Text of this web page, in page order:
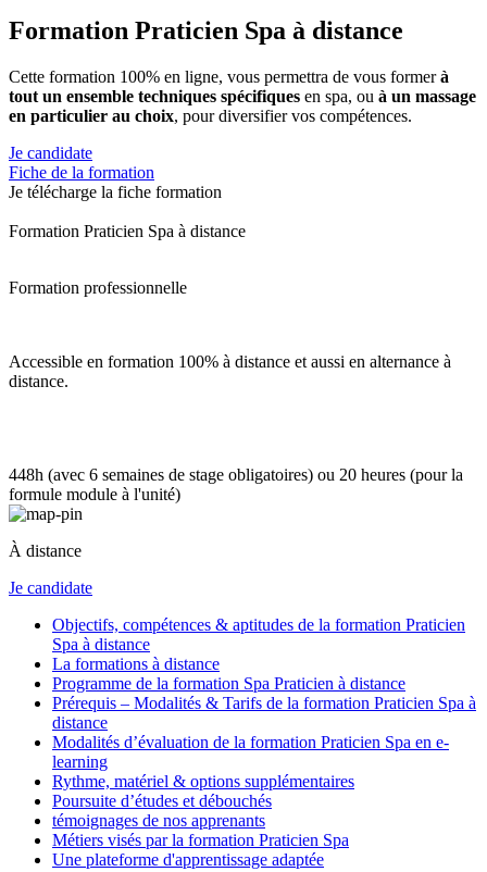
Formation Praticien Spa à distance
Cette formation 100% en ligne, vous permettra de vous formerà
tout un ensemble techniques spécifiques en spa, ou à un massage
en particulier au choix, pour diversifier vos compétences.
Je candidate
Fiche de la formation
Je télécharge la fiche formation
Formation Praticien Spa à distance
Formation professionnelle
Accessible en formation 100% à distance et aussi en alternance à
distance.
448h (avec 6 semaines de stage obligatoires) ou 20 heures (pour la
formule module à l'unité)
À distance
Je candidate
Objectifs, compétences & aptitudes de la formation Praticien
Spa à distance
La formations à distance
Programme de la formation Spa Praticien à distance
Prérequis – Modalités & Tarifs de la formation Praticien Spa à
distance
Modalités d’évaluation de la formation Praticien Spa en e-
learning
Rythme, matériel & options supplémentaires
Poursuite d’études et débouchés
témoignages de nos apprenants
Métiers visés par la formation Praticien Spa
Une plateforme d'apprentissage adaptée